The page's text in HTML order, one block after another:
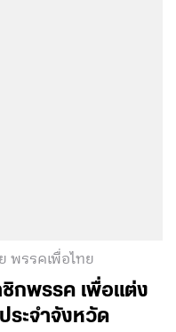
พรรคเพื่อไทย
กพรรค เพื่อแต่ง
ระจำจังหวัด